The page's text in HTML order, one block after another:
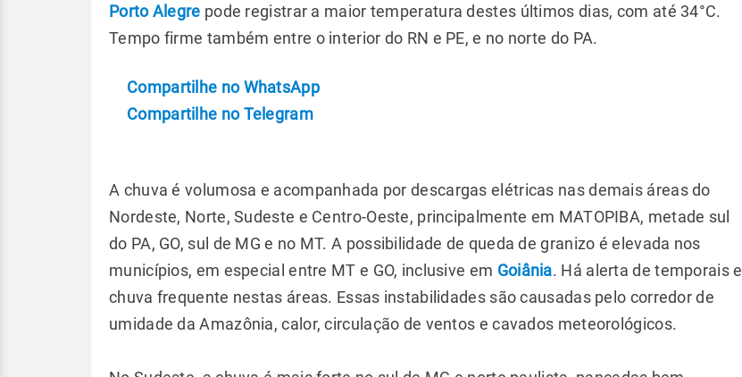
Porto Alegre pode registrar a maior temperatura destes últimos dias, com até 34°C.
Tempo firme também entre o interior do RN e PE, e no norte do PA.
Compartilhe no WhatsApp
Compartilhe no Telegram
A chuva é volumosa e acompanhada por descargas elétricas nas demais áreas do
Nordeste, Norte, Sudeste e Centro-Oeste, principalmente em MATOPIBA, metade sul
do PA, GO, sul de MG e no MT. A possibilidade de queda de granizo é elevada nos
municípios, em especial entre MT e GO, inclusive em Goiânia. Há alerta de temporais e
chuva frequente nestas áreas. Essas instabilidades são causadas pelo corredor de
umidade da Amazônia, calor, circulação de ventos e cavados meteorológicos.